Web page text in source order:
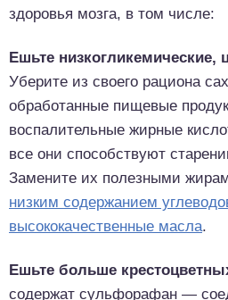
здоровья мозга, в том числе:
Ешьте
Уберите из своего рациона
обработанные пищевые
воспалительные жирные
все они способствуют
Замените их полезными
низким содержанием
высококачественные масла.
Ешьте больше
содержат сульфорафан —